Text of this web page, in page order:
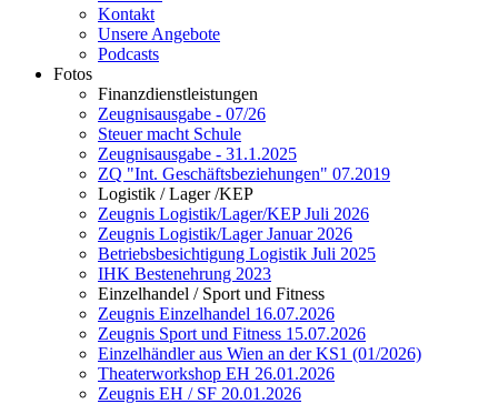
Kontakt
Unsere Angebote
Podcasts
Fotos
Finanzdienstleistungen
Zeugnisausgabe - 07/26
Steuer macht Schule
Zeugnisausgabe - 31.1.2025
ZQ "Int. Geschäftsbeziehungen" 07.2019
Logistik / Lager /KEP
Zeugnis Logistik/Lager/KEP Juli 2026
Zeugnis Logistik/Lager Januar 2026
Betriebsbesichtigung Logistik Juli 2025
IHK Bestenehrung 2023
Einzelhandel / Sport und Fitness
Zeugnis Einzelhandel 16.07.2026
Zeugnis Sport und Fitness 15.07.2026
Einzelhändler aus Wien an der KS1 (01/2026)
Theaterworkshop EH 26.01.2026
Zeugnis EH / SF 20.01.2026